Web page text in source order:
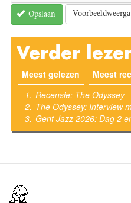
Opslaan
Verder
Meest gelezen (actieve
Meest
Recensie: The Odyssey
The Odyssey: Interview
Gent Jazz 2026: Dag 2